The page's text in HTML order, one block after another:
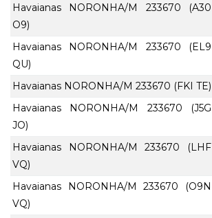
Havaianas NORONHA/M 233670 (A30
O9)
Havaianas NORONHA/M 233670 (EL9
QU)
Havaianas NORONHA/M 233670 (FKI TE)
Havaianas NORONHA/M 233670 (J5G
JO)
Havaianas NORONHA/M 233670 (LHF
VQ)
Havaianas NORONHA/M 233670 (O9N
VQ)